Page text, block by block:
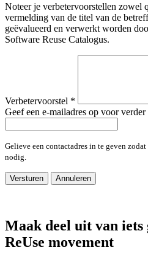
Noteer je verbetervoorstellen zowel
vermelding van de titel van de
geëvalueerd en verwerkt worden
Software Reuse Catalogus.
Verbetervoorstel *
Geef een e-mailadres op voor
Gelieve een contactadres in te geven
nodig.
Versturen Annuleren
Maak deel uit van iets
ReUse movement